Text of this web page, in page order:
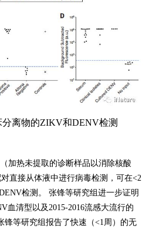
离物的ZIKV和DENV检测
加热未提取的诊断样品以消除核酸
直接从体液中进行病毒检测，可在<2
检测。 张锋等研究组进一步证明
血清型以及2015-2016流感大流行的
等研究组报告了快速（<1周）的无